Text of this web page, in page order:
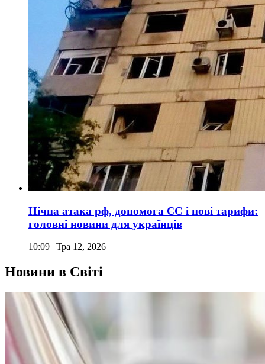
Нічна атака рф, допомога ЄС і нові тарифи:
головні новини для українців
10:09 | Тра 12, 2026
Новини в Світі